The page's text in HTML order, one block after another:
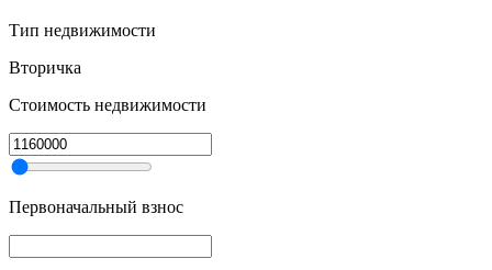
Тип недвижимости
Вторичка
Стоимость недвижимости
Первоначальный взнос